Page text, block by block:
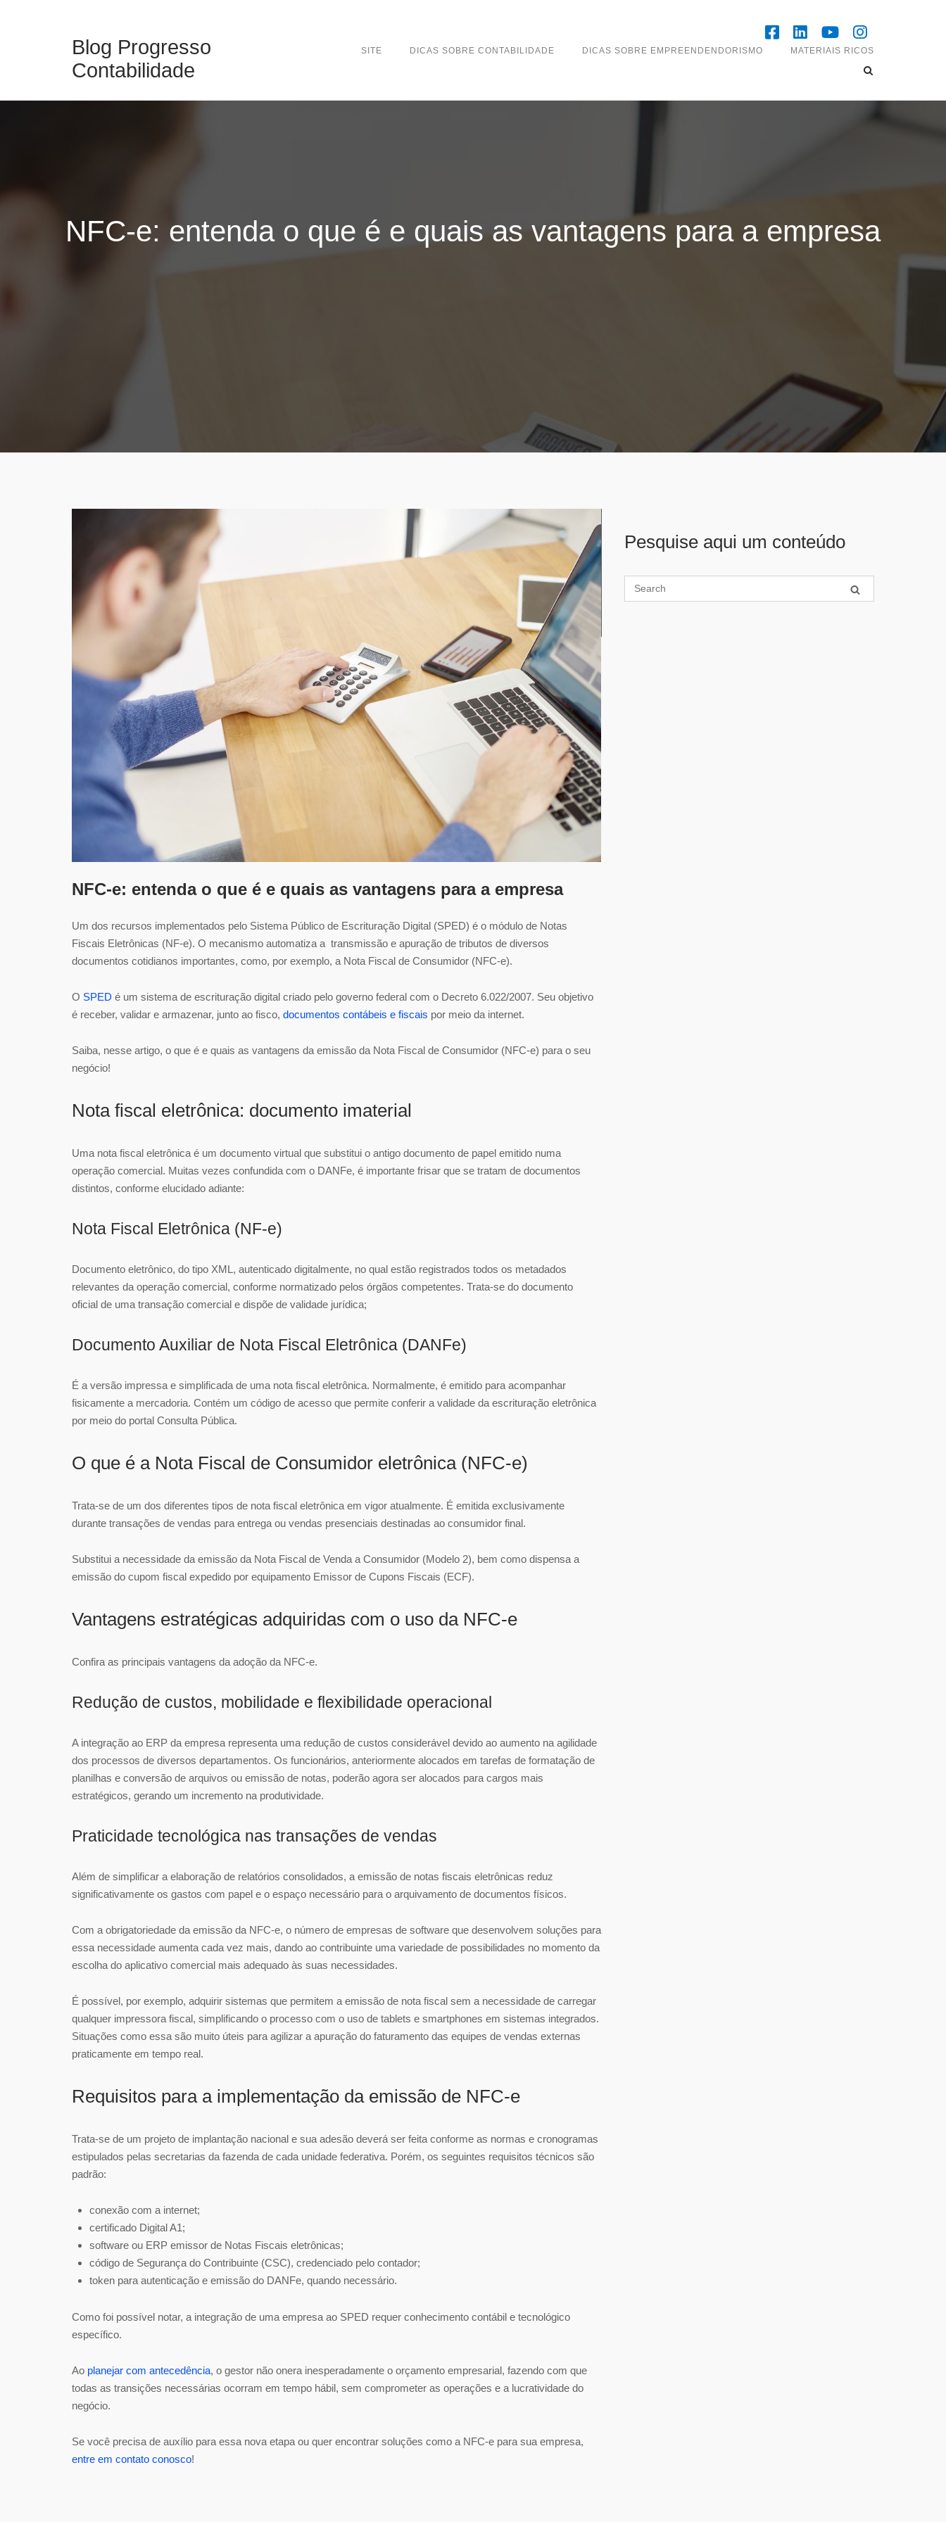
Blog Progresso
Contabilidade
SITE DICAS SOBRE CONTABILIDADE DICAS SOBRE EMPREENDENDORISMO MATERIAIS RICOS
NFC-e: entenda o que é e quais as vantagens para a empresa
NFC-e: entenda o que é e quais as vantagens para a empresa
Um dos recursos implementados pelo Sistema Público de Escrituração Digital (SPED) é o módulo de Notas
Fiscais Eletrônicas (NF-e). O mecanismo automatiza a transmissão e apuração de tributos de diversos
documentos cotidianos importantes, como, por exemplo, a Nota Fiscal de Consumidor (NFC-e).
O SPED é um sistema de escrituração digital criado pelo governo federal com o Decreto 6.022/2007. Seu objetivo
é receber, validar e armazenar, junto ao fisco, documentos contábeis e fiscais por meio da internet.
Saiba, nesse artigo, o que é e quais as vantagens da emissão da Nota Fiscal de Consumidor (NFC-e) para o seu
negócio!
Nota fiscal eletrônica: documento imaterial
Uma nota fiscal eletrônica é um documento virtual que substitui o antigo documento de papel emitido numa
operação comercial. Muitas vezes confundida com o DANFe, é importante frisar que se tratam de documentos
distintos, conforme elucidado adiante:
Nota Fiscal Eletrônica (NF-e)
Documento eletrônico, do tipo XML, autenticado digitalmente, no qual estão registrados todos os metadados
relevantes da operação comercial, conforme normatizado pelos órgãos competentes. Trata-se do documento
oficial de uma transação comercial e dispõe de validade jurídica;
Documento Auxiliar de Nota Fiscal Eletrônica (DANFe)
É a versão impressa e simplificada de uma nota fiscal eletrônica. Normalmente, é emitido para acompanhar
fisicamente a mercadoria. Contém um código de acesso que permite conferir a validade da escrituração eletrônica
por meio do portal Consulta Pública.
O que é a Nota Fiscal de Consumidor eletrônica (NFC-e)
Trata-se de um dos diferentes tipos de nota fiscal eletrônica em vigor atualmente. É emitida exclusivamente
durante transações de vendas para entrega ou vendas presenciais destinadas ao consumidor final.
Substitui a necessidade da emissão da Nota Fiscal de Venda a Consumidor (Modelo 2), bem como dispensa a
emissão do cupom fiscal expedido por equipamento Emissor de Cupons Fiscais (ECF).
Vantagens estratégicas adquiridas com o uso da NFC-e
Confira as principais vantagens da adoção da NFC-e.
Redução de custos, mobilidade e flexibilidade operacional
A integração ao ERP da empresa representa uma redução de custos considerável devido ao aumento na agilidade
dos processos de diversos departamentos. Os funcionários, anteriormente alocados em tarefas de formatação de
planilhas e conversão de arquivos ou emissão de notas, poderão agora ser alocados para cargos mais
estratégicos, gerando um incremento na produtividade.
Praticidade tecnológica nas transações de vendas
Além de simplificar a elaboração de relatórios consolidados, a emissão de notas fiscais eletrônicas reduz
significativamente os gastos com papel e o espaço necessário para o arquivamento de documentos físicos.
Com a obrigatoriedade da emissão da NFC-e, o número de empresas de software que desenvolvem soluções para
essa necessidade aumenta cada vez mais, dando ao contribuinte uma variedade de possibilidades no momento da
escolha do aplicativo comercial mais adequado às suas necessidades.
É possível, por exemplo, adquirir sistemas que permitem a emissão de nota fiscal sem a necessidade de carregar
qualquer impressora fiscal, simplificando o processo com o uso de tablets e smartphones em sistemas integrados.
Situações como essa são muito úteis para agilizar a apuração do faturamento das equipes de vendas externas
praticamente em tempo real.
Requisitos para a implementação da emissão de NFC-e
Trata-se de um projeto de implantação nacional e sua adesão deverá ser feita conforme as normas e cronogramas
estipulados pelas secretarias da fazenda de cada unidade federativa. Porém, os seguintes requisitos técnicos são
padrão:
conexão com a internet;
certificado Digital A1;
software ou ERP emissor de Notas Fiscais eletrônicas;
código de Segurança do Contribuinte (CSC), credenciado pelo contador;
token para autenticação e emissão do DANFe, quando necessário.
Como foi possível notar, a integração de uma empresa ao SPED requer conhecimento contábil e tecnológico
específico.
Ao planejar com antecedência, o gestor não onera inesperadamente o orçamento empresarial, fazendo com que
todas as transições necessárias ocorram em tempo hábil, sem comprometer as operações e a lucratividade do
negócio.
Se você precisa de auxílio para essa nova etapa ou quer encontrar soluções como a NFC-e para sua empresa,
entre em contato conosco!
Pesquise aqui um conteúdo